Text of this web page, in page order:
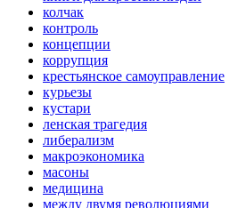
колчак
контроль
концепции
коррупция
крестьянское самоуправление
курьезы
кустари
ленская трагедия
либерализм
макроэкономика
масоны
медицина
между двумя революциями